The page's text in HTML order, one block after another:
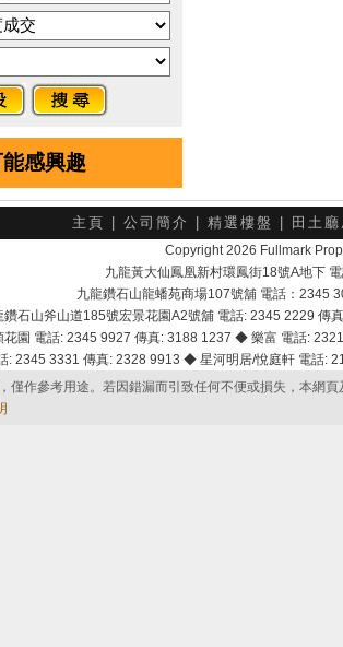
感興趣
主頁 公司簡介 精選樓盤 田土
Copyright 2026 Fullmark
九龍黃大仙鳳凰新村環鳳街18號A地下
九龍鑽石山龍蟠苑商場107號舖 電話：2345
鑽石山斧山道185號宏景花園A2號舖 電話: 2345 2229
花園 電話: 2345 9927 傳真: 3188 1237 ◆ 樂富 電話:
: 2345 3331 傳真: 2328 9913 ◆ 星河明居/悅庭軒 電話
僅作參考用途。若因錯漏而引致任何不便或損失，本網